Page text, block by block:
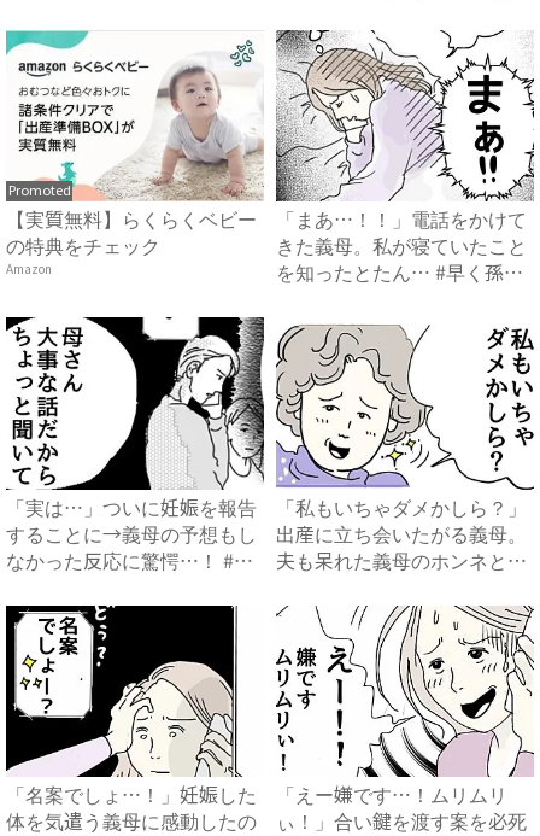
Promoted
【実質無料】らくらくベビー
の特典をチェック
Amazon
「まあ…！！」電話をかけて
きた義母。私が寝ていたこと
を知ったとたん… #早く孫
「実は…」ついに妊娠を報告
することに→義母の予想もし
なかった反応に驚愕…！ #
「私もいちゃダメかしら？」
出産に立ち会いたがる義母。
夫も呆れた義母のホンネと
「名案でしょ…！」妊娠した
体を気遣う義母に感動したの
「えー嫌です…！ムリムリ
ぃ！」合い鍵を渡す案を必死